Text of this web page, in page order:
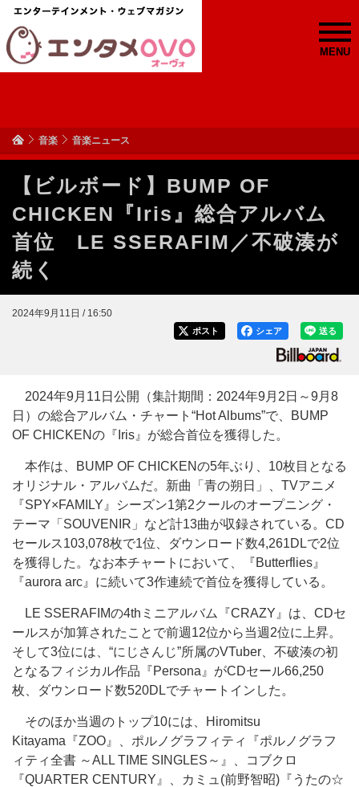
MENU
音楽 音楽ニュース
【ビルボード】BUMP OF
CHICKEN『Iris』総合アルバム
首位 LE SSERAFIM／不破湊が
続く
2024年9月11日 / 16:50
送る
シェア
ポスト
2024年9月11日公開（集計期間：2024年9月2日～9月8
日）の総合アルバム・チャート“Hot Albums”で、BUMP
OF CHICKENの『Iris』が総合首位を獲得した。
本作は、BUMP OF CHICKENの5年ぶり、10枚目となる
オリジナル・アルバムだ。新曲「青の朔日」、TVアニメ
『SPY×FAMILY』シーズン1第2クールのオープニング・
テーマ「SOUVENIR」など計13曲が収録されている。CD
セールス103,078枚で1位、ダウンロード数4,261DLで2位
を獲得した。なお本チャートにおいて、『Butterflies』
『aurora arc』に続いて3作連続で首位を獲得している。
LE SSERAFIMの4thミニアルバム『CRAZY』は、CDセ
ールスが加算されたことで前週12位から当週2位に上昇。
そして3位には、“にじさんじ”所属のVTuber、不破湊の初
となるフィジカル作品『Persona』がCDセール66,250
枚、ダウンロード数520DLでチャートインした。
そのほか当週のトップ10には、Hiromitsu
Kitayama『ZOO』、ポルノグラフィティ『ポルノグラフ
ィティ全書 ～ALL TIME SINGLES～』、コブクロ
『QUARTER CENTURY』、カミュ(前野智昭)『うたの☆